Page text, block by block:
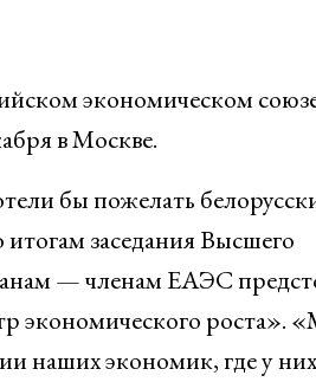
экономическом
в Москве.
бы пожелать
заседания Высшего
— членам ЕАЭС
экономического роста».
наших экономик, где у